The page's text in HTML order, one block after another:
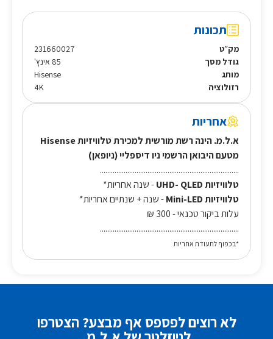
תכונות
מק״ט
231660027
גודל מסך
85 אינץ'
מותג
Hisense
רזולוציה
4K
אחריות
א.ל.מ. הינה רשת מורשית למכירת טלוויזיות Hisense
מטעם היבואן הרשמי ניו דיספליי (ניופאן)
............................................................................
טלוויזיות UHD- QLED
- שנה אחריות*
טלוויזיות Mini-LED
- שנה + שנתיים אחריות*
עלות ביקור טכנאי - 300 ₪
............................................................................
*בכפוף לתעודת אחריות
לא רוצים לפספס אף מבצע? הצטרפו